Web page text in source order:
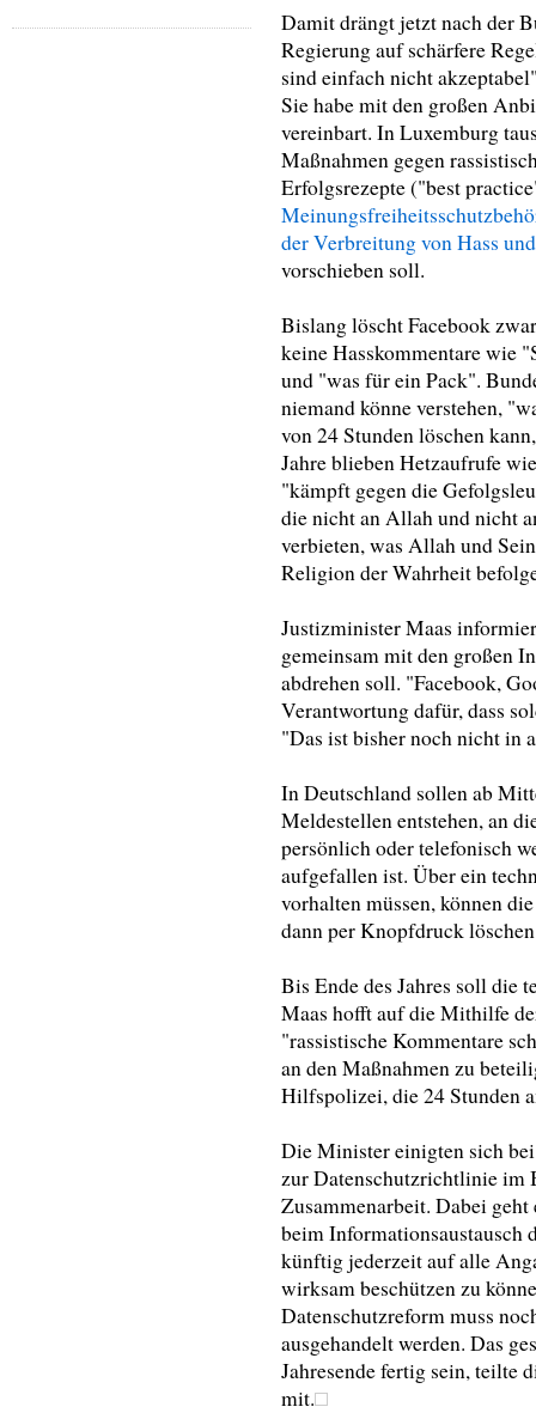
Damit drängt jetzt nach der
Regierung auf schärfere
sind einfach nicht
Sie habe mit den großen
vereinbart. In Luxemburg
Maßnahmen gegen
Erfolgsrezepte ("best
der Verbreitung von Hass
vorschieben soll.
Bislang löscht Facebook
keine Hasskommentare wie
und "was für ein Pack".
niemand könne verstehen,
von 24 Stunden löschen
Jahre blieben Hetzaufrufe
"kämpft gegen die
die nicht an Allah und nicht
verbieten, was Allah und
Religion der Wahrheit
Justizminister Maas
gemeinsam mit den großen
abdrehen soll. "Facebook,
Verantwortung dafür, dass
"Das ist bisher noch nicht in
In Deutschland sollen ab
Meldestellen entstehen, an
persönlich oder telefonisch
aufgefallen ist. Über ein
vorhalten müssen, können
dann per Knopfdruck
Bis Ende des Jahres soll die
Maas hofft auf die Mithilfe
"rassistische Kommentare
an den Maßnahmen zu
Hilfspolizei, die 24 Stunden
Die Minister einigten sich
zur Datenschutzrichtlinie im
Zusammenarbeit. Dabei
beim Informationsaustausch
künftig jederzeit auf alle
wirksam beschützen zu
Datenschutzreform muss
ausgehandelt werden. Das
Jahresende fertig sein, teilte
mit.